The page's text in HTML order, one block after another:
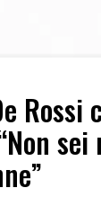
Rossi